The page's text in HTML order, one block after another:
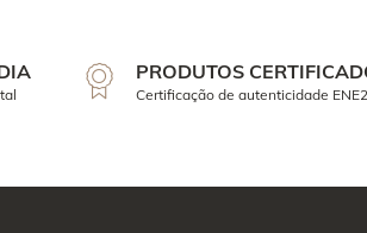
PRODUTOS
Certificação de autenticidade